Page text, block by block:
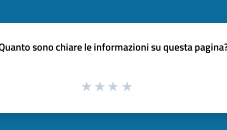
sono chiare le informazioni su questa